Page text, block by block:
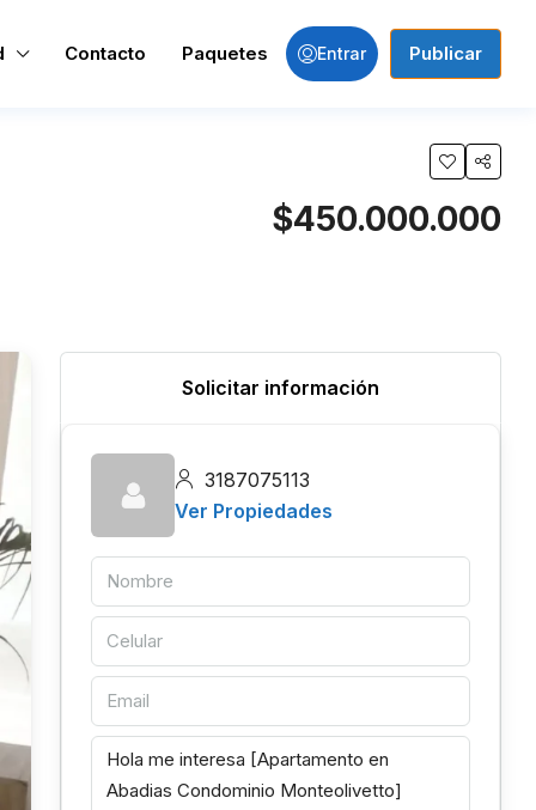
Contacto Paquetes Entrar Publicar
$450.000.000
Solicitar información
3187075113
Ver Propiedades